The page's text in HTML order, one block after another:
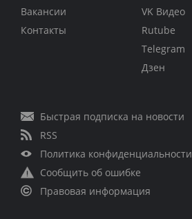
Вакансии
Контакты
VK Видео
Rutube
Telegram
Дзен
Быстрая подписка на новости
RSS
Политика конфиденциальности
Сообщить об ошибке
Правовая информация